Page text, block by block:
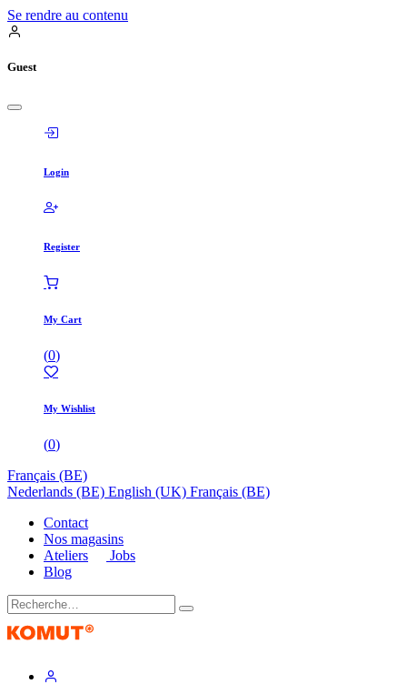
Se rendre au contenu
Guest
Login
Register
My Cart
(0)
My Wishlist
(0)
Français (BE)
Nederlands (BE) English (UK) Français (BE)
Contact
Nos magasins
Ateliers
Jobs
Blog